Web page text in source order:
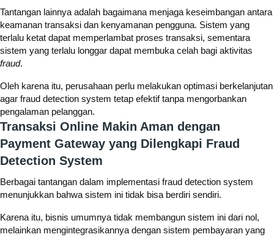
Tantangan lainnya adalah bagaimana menjaga keseimbangan antara
keamanan transaksi dan kenyamanan pengguna. Sistem yang
terlalu ketat dapat memperlambat proses transaksi, sementara
sistem yang terlalu longgar dapat membuka celah bagi aktivitas
fraud.
Oleh karena itu, perusahaan perlu melakukan optimasi berkelanjutan
agar fraud detection system tetap efektif tanpa mengorbankan
pengalaman pelanggan.
Transaksi Online Makin Aman dengan
Payment Gateway yang Dilengkapi Fraud
Detection System
Berbagai tantangan dalam implementasi fraud detection system
menunjukkan bahwa sistem ini tidak bisa berdiri sendiri.
Karena itu, bisnis umumnya tidak membangun sistem ini dari nol,
melainkan mengintegrasikannya dengan sistem pembayaran yang